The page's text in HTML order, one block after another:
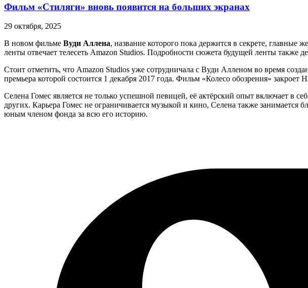
Фильм «Стиляги» вновь появится на больших экранах
29 октября, 2025
В новом фильме Вуди Аллена, название которого пока держится в секрете, главные
ленты отвечает телесеть Amazon Studios. Подробности сюжета будущей ленты также
Стоит отметить, что Amazon Studios уже сотрудничала с Вуди Алленом во время
премьера которой состоится 1 декабря 2017 года. Фильм «Колесо обозрения»
Селена Гомес является не только успешной певицей, её актёрский опыт включает в
других. Карьера Гомес не ограничивается музыкой и кино, Селена также
юным членом фонда за всю его историю.